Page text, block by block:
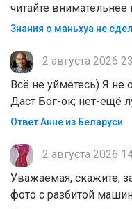
читайте
Знания о маньхуа не
2 августа 2026
Всё не уймётесь) Я не
Даст Бог-ок; нет-ещё
Ответ Анне из Беларуси
2 августа 2026
Уважаемая, скажите,
фото с разбитой